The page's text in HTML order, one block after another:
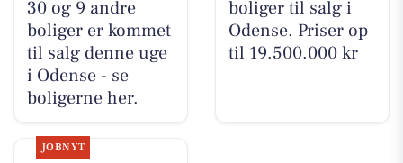
30 og 9 andre
boliger er kommet
til salg denne uge
i Odense - se
boligerne her.
boliger til salg i
Odense. Priser op
til 19.500.000 kr
JOBNYT